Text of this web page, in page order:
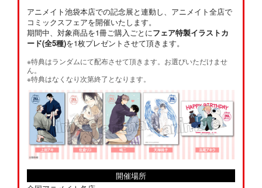
アニメイト池袋本店での記念展と連動し、アニメイト全店で
コミックスフェアを開催いたします。
期間中、対象商品を1冊ご購入ごとにフェア特製イラストカ
ード(全5種)を1枚プレゼントさせて頂きます。
※特典はランダムにて配布させて頂きます。お選びいただけませ
ん。
※特典はなくなり次第終了となります。
開催場所